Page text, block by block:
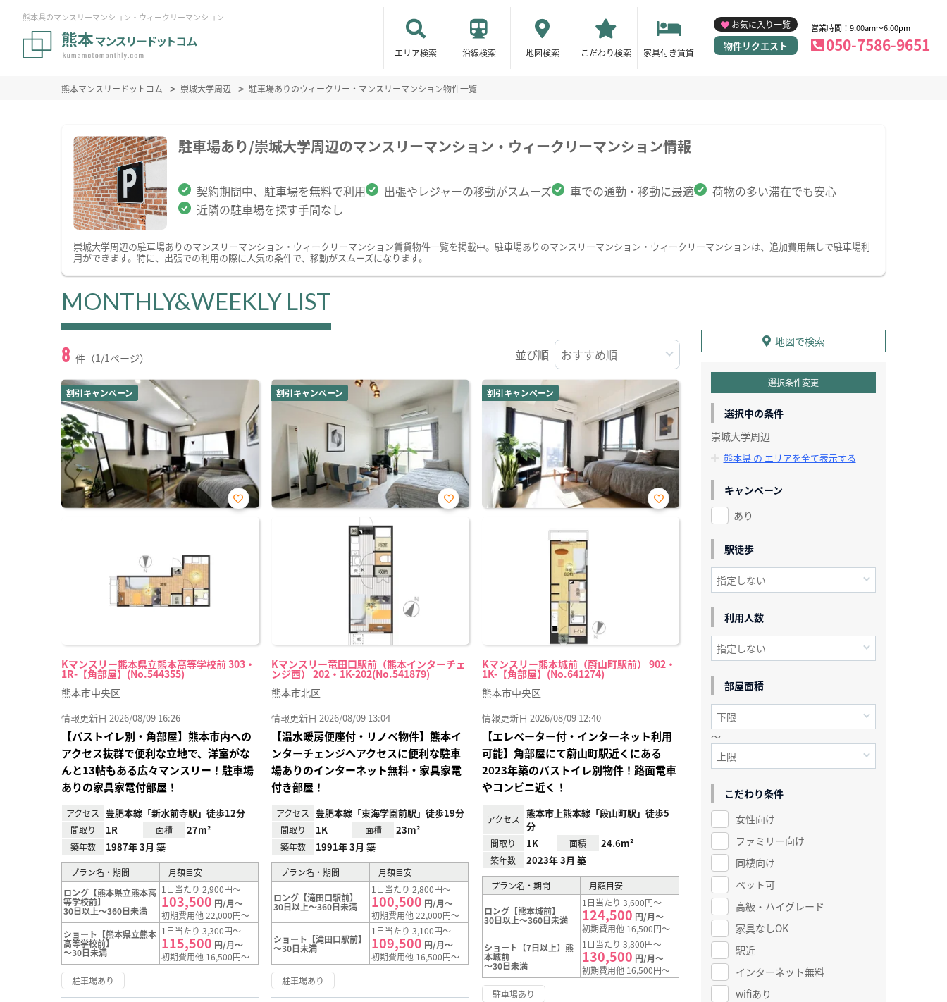
熊本県のマンスリーマンション・ウィークリーマンション
エリア検索 沿線検索 地図検索 こだわり検索 家具付き賃貸
お気に入り一覧
物件リクエスト
営業時間：9:00am～6:00pm
050-7586-9651
熊本マンスリードットコム 崇城大学周辺 駐車場ありのウィークリー・マンスリーマンション物件一覧
駐車場あり/崇城大学周辺のマンスリーマンション・ウィークリーマンション情報
契約期間中、駐車場を無料で利用 出張やレジャーの移動がスムーズ 車での通勤・移動に最適
荷物の多い滞在でも安心
近隣の駐車場を探す手間なし
崇城大学周辺の駐車場ありのマンスリーマンション・ウィークリーマンション賃貸物件一覧を掲載中。駐車場ありのマンスリーマンション・ウィークリーマンションは、追加費用無しで駐車場利
用ができます。特に、出張での利用の際に人気の条件で、移動がスムーズになります。
MONTHLY&WEEKLY LIST
8 件（1/1ページ） 並び順
割引キャンペーン
Kマンスリー熊本県立熊本高等学校前 303・
1R-【角部屋】(No.544355)
お気
熊本市中央区
情報更新日 2026/08/09 16:26
【バストイレ別・角部屋】熊本市内への
アクセス抜群で便利な立地で、洋室がな
んと13帖もある広々マンスリー！駐車場
ありの家具家電付部屋！
アクセス 豊肥本線「新水前寺駅」徒歩12分
間取り 1R 面積 27m²
築年数 1987年 3月 築
プラン名・期間
月額目安
ロング【熊本県立熊本高
等学校前】
30日以上～360日未満
1日当たり 2,900円～
103,500 円/月～
初期費用他 22,000円～
ショート【熊本県立熊本
高等学校前】
～30日未満
1日当たり 3,300円～
115,500 円/月～
初期費用他 16,500円～
駐車場あり
割引キャンペーン
Kマンスリー竜田口駅前（熊本インターチェ
ンジ西） 202・1K-202(No.541879)
お気
熊本市北区
情報更新日 2026/08/09 13:04
【温水暖房便座付・リノベ物件】熊本イ
ンターチェンジへアクセスに便利な駐車
場ありのインターネット無料・家具家電
付き部屋！
アクセス 豊肥本線「東海学園前駅」徒歩19分
間取り 1K 面積 23m²
築年数 1991年 3月 築
プラン名・期間 月額目安
ロング【滝田口駅前】
30日以上～360日未満
1日当たり 2,800円～
100,500 円/月～
初期費用他 22,000円～
ショート【滝田口駅前】
～30日未満
1日当たり 3,100円～
109,500 円/月～
初期費用他 16,500円～
駐車場あり
割引キャンペーン
Kマンスリー熊本城前（蔚山町駅前） 902・
1K-【角部屋】(No.641274)
お気
熊本市中央区
情報更新日 2026/08/09 12:40
【エレベーター付・インターネット利用
可能】角部屋にて蔚山町駅近くにある
2023年築のバストイレ別物件！路面電車
やコンビニ近く！
アクセス
熊本市上熊本線「段山町駅」徒歩5
分
間取り 1K 面積 24.6m²
築年数 2023年 3月 築
プラン名・期間 月額目安
ロング【熊本城前】
30日以上～360日未満
1日当たり 3,600円～
124,500 円/月～
初期費用他 16,500円～
ショート【7日以上】熊
本城前
～30日未満
1日当たり 3,800円～
130,500 円/月～
初期費用他 16,500円～
駐車場あり
地図で検索
選択条件変更
選択中の条件
崇城大学周辺
熊本県 の エリアを全て表示する
キャンペーン
あり
駅徒歩
利用人数
部屋面積
～
こだわり条件
女性向け
ファミリー向け
同棲向け
ペット可
高級・ハイグレード
家具なしOK
駅近
インターネット無料
wifiあり